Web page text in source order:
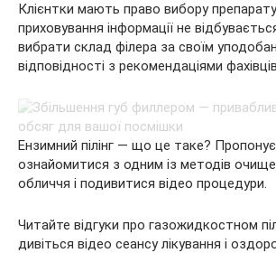
Клієнтки мають право вибору препарату
приховування інформації не
вибрати склад філера за своїм
відповідності з рекомендаціями фахівців.
Ензимний пілінг — що це таке?
ознайомитися з одним із методів
обличчя і подивитися відео процедури.
Читайте відгуки про газожидкостном
дивіться відео сеансу лікування і